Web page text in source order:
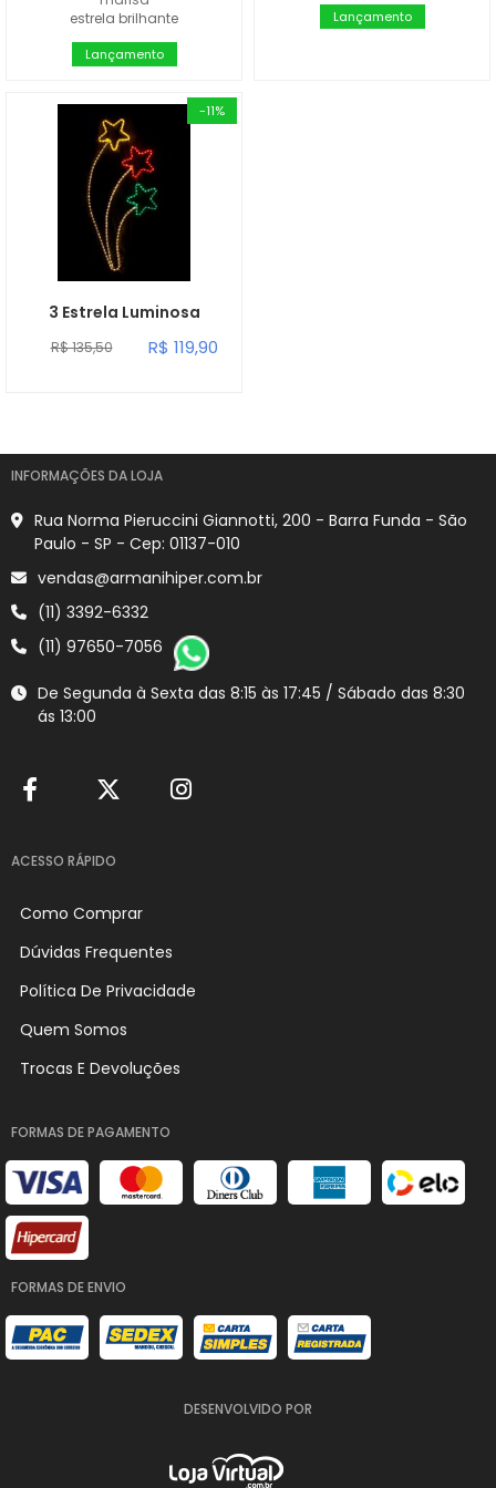
estrela brilhante
Lançamento
Lançamento
-11%
3 Estrela Luminosa
R$ 135,50 R$ 119,90
INFORMAÇÕES DA LOJA
Rua Norma Pieruccini Giannotti, 200 - Barra Funda - São
Paulo - SP - Cep: 01137-010
vendas@armanihiper.com.br
(11) 3392-6332
(11) 97650-7056
De Segunda à Sexta das 8:15 às 17:45 / Sábado das 8:30
ás 13:00
ACESSO RÁPIDO
Como Comprar
Dúvidas Frequentes
Política De Privacidade
Quem Somos
Trocas E Devoluções
FORMAS DE PAGAMENTO
FORMAS DE ENVIO
DESENVOLVIDO POR